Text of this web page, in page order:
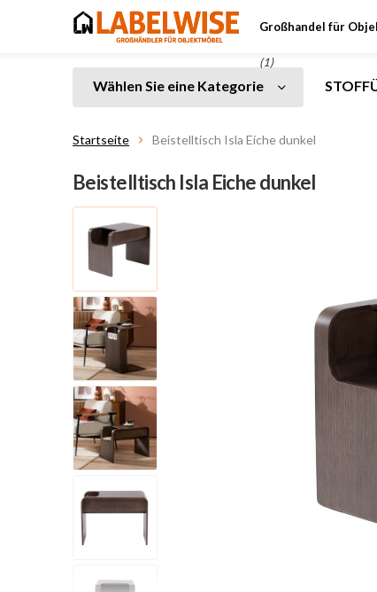
Großhandel für
(1)
Wählen Sie eine Kategorie
Startseite Beistelltisch Isla Eiche dunkel
Beistelltisch Isla Eiche dunkel